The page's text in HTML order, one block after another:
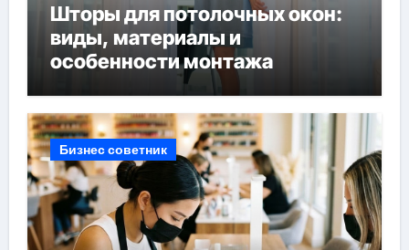
Шторы для потолочных окон:
виды, материалы и
особенности монтажа
Бизнес советник